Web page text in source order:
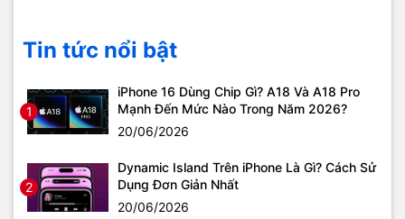
Tin tức nổi bật
1
iPhone 16 Dùng Chip Gì? A18 Và A18 Pro
Mạnh Đến Mức Nào Trong Năm 2026?
20/06/2026
2
Dynamic Island Trên iPhone Là Gì? Cách Sử
Dụng Đơn Giản Nhất
20/06/2026